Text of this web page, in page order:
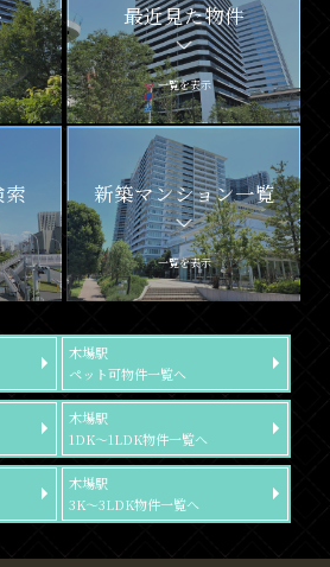
最近見た物件
一覧を表示
新築マンション一覧
一覧を表示
木場駅
ペット可物件一覧へ
木場駅
1DK～1LDK物件一覧へ
木場駅
3K～3LDK物件一覧へ